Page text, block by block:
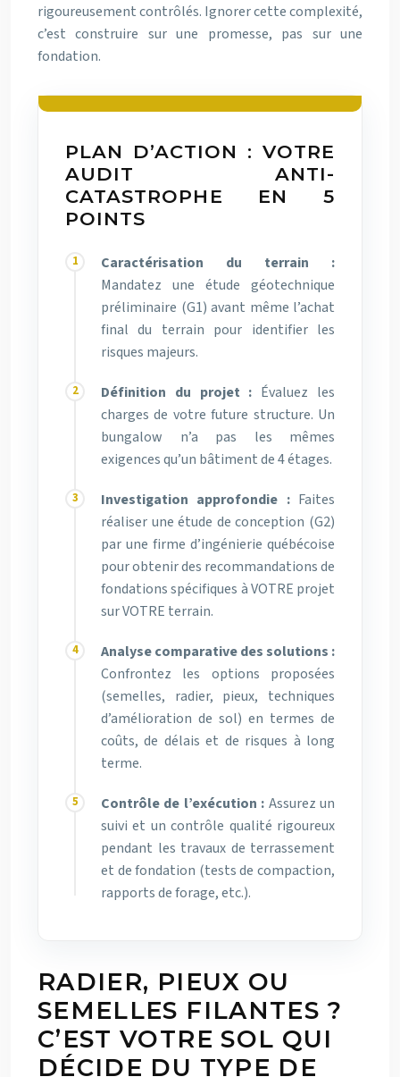
rigoureusement contrôlés. Ignorer cette complexité,
c’est construire sur une promesse, pas sur une
fondation.
PLAN D’ACTION : VOTRE
AUDIT ANTI-
CATASTROPHE EN 5
POINTS
Caractérisation du terrain :
Mandatez une étude géotechnique
préliminaire (G1) avant même l’achat
final du terrain pour identifier les
risques majeurs.
Définition du projet : Évaluez les
charges de votre future structure. Un
bungalow n’a pas les mêmes
exigences qu’un bâtiment de 4 étages.
Investigation approfondie :Faites
réaliser une étude de conception (G2)
par une firme d’ingénierie québécoise
pour obtenir des recommandations de
fondations spécifiques à VOTRE projet
sur VOTRE terrain.
Analyse comparative des solutions :
Confrontez les options proposées
(semelles, radier, pieux, techniques
d’amélioration de sol) en termes de
coûts, de délais et de risques à long
terme.
Contrôle de l’exécution : Assurez un
suivi et un contrôle qualité rigoureux
pendant les travaux de terrassement
et de fondation (tests de compaction,
rapports de forage, etc.).
RADIER, PIEUX OU
SEMELLES FILANTES ?
C’EST VOTRE SOL QUI
DÉCIDE DU TYPE DE